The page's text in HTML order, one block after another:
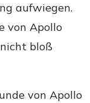
aufwiegen.
von Apollo
bloß
von Apollo